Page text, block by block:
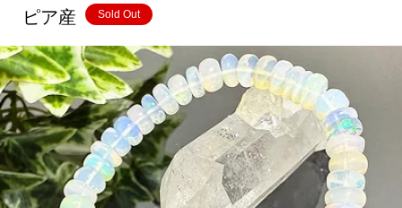
ピア産
Sold Out